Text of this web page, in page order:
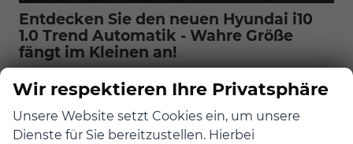
Entdecken Sie den neuen Hyundai i10
1.0 Trend Automatik - Wahre Größe
fängt im Kleinen an!
9.10.2023
Mit seinem kompakten Design und einer
beeindruckenden Ausstattung setzt der Hyundai
i10 neue Maßstäbe in der Welt der Kleinwagen.
Wir respektieren Ihre Privatsphäre
Unsere Website setzt Cookies ein, um unsere
Dienste für Sie bereitzustellen. Hierbei